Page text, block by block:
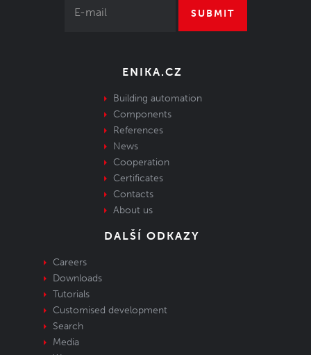
SUBMIT
ENIKA.CZ
Building automation
Components
References
News
Cooperation
Certificates
Contacts
About us
DALŠÍ ODKAZY
Careers
Downloads
Tutorials
Customised development
Search
Media